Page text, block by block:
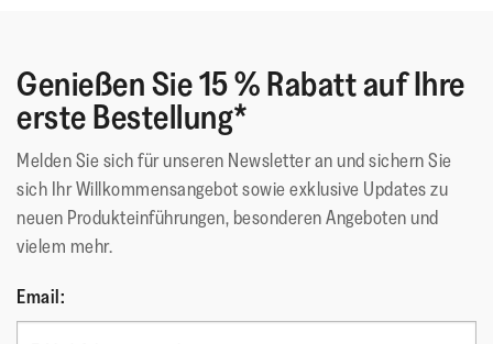
Genießen Sie 15 % Rabatt auf Ihre
erste Bestellung*
Melden Sie sich für unseren Newsletter an und sichern Sie
sich Ihr Willkommensangebot sowie exklusive Updates zu
neuen Produkteinführungen, besonderen Angeboten und
vielem mehr.
Email: